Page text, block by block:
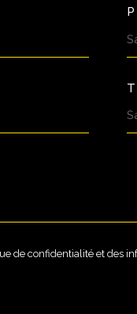
de confidentialité et des